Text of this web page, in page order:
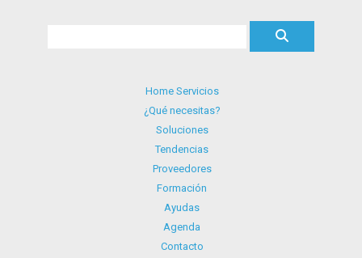
Home Servicios
¿Qué necesitas?
Soluciones
Tendencias
Proveedores
Formación
Ayudas
Agenda
Contacto